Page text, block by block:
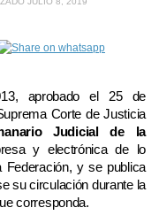
aprobado el 25 de
Corte de Justicia
Judicial de la
y electrónica de lo
Federación, y se publica
su circulación durante la
corresponda.